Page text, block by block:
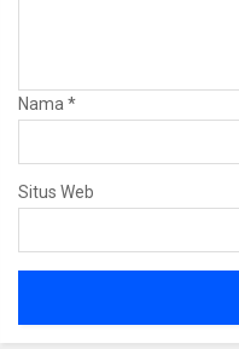
Nama *
Situs Web